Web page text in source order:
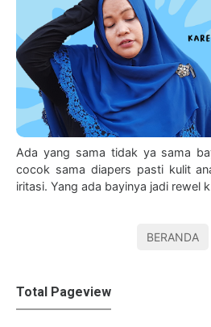
Ada yang sama tidak ya sama
cocok sama diapers pasti kulit
iritasi. Yang ada bayinya jadi rewel
BERANDA
Total Pageview